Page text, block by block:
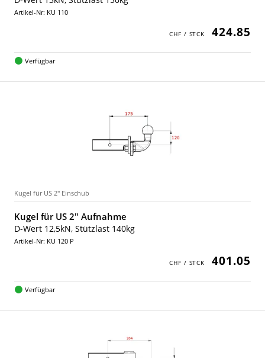
Artikel-Nr: KU 110
424.85
Verfügbar
Kugel für US 2" Einschub
Kugel für US 2" Aufnahme
D-Wert 12,5kN, Stützlast 140kg
Artikel-Nr: KU 120 P
401.05
Verfügbar